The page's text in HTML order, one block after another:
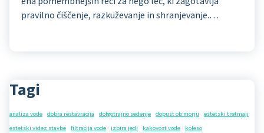
pravilno čiščenje, razkuževanje in shranjevanje.…
Tagi
analiza vode dobra restavracija dolgotrajno sedenje dopust ob morju
estetski tretmaji
estetski videz stavbe
filtracija vode izbira jedi kakovost vode
koleso